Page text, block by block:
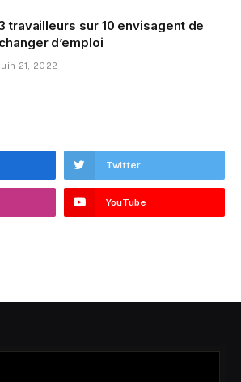
travailleurs sur 10 envisagent de
changer d’emploi
juin 21, 2022
Twitter
YouTube